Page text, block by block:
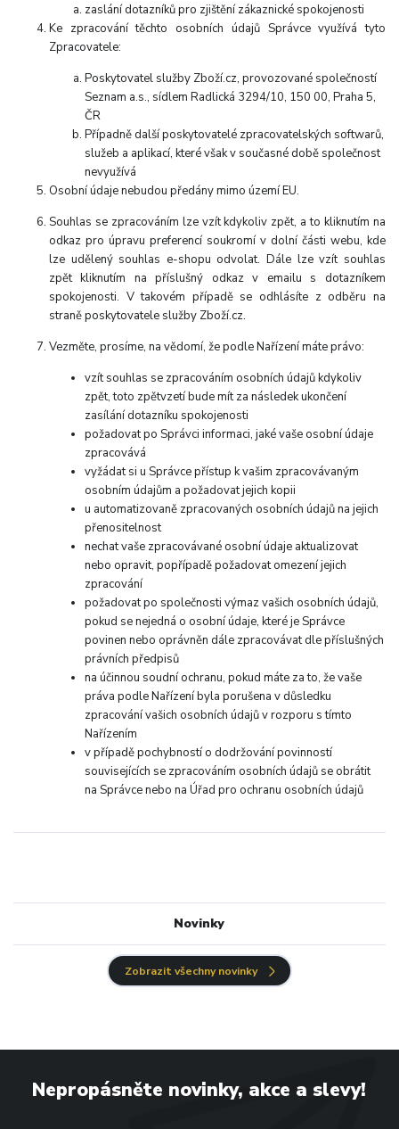
Novinky
Zobrazit všechny novinky
zaslání dotazníků pro zjištění zákaznické spokojenosti
Ke zpracování těchto osobních údajů Správce využívá tyto
Zpracovatele:
Poskytovatel služby Zboží.cz, provozované společností
Seznam a.s., sídlem Radlická 3294/10, 150 00, Praha 5,
ČR
Případně další poskytovatelé zpracovatelských softwarů,
služeb a aplikací, které však v současné době společnost
nevyužívá
Osobní údaje nebudou předány mimo území EU.
Souhlas se zpracováním lze vzít kdykoliv zpět, a to kliknutím na
odkaz pro úpravu preferencí soukromí v dolní části webu, kde
lze udělený souhlas e-shopu odvolat. Dále lze vzít souhlas
zpět kliknutím na příslušný odkaz v emailu s dotazníkem
spokojenosti. V takovém případě se odhlásíte z odběru na
straně poskytovatele služby Zboží.cz.
Vezměte, prosíme, na vědomí, že podle Nařízení máte právo:
vzít souhlas se zpracováním osobních údajů kdykoliv
zpět, toto zpětvzetí bude mít za následek ukončení
zasílání dotazníku spokojenosti
požadovat po Správci informaci, jaké vaše osobní údaje
zpracovává
vyžádat si u Správce přístup k vašim zpracovávaným
osobním údajům a požadovat jejich kopii
u automatizovaně zpracovaných osobních údajů na jejich
přenositelnost
nechat vaše zpracovávané osobní údaje aktualizovat
nebo opravit, popřípadě požadovat omezení jejich
zpracování
požadovat po společnosti výmaz vašich osobních údajů,
pokud se nejedná o osobní údaje, které je Správce
povinen nebo oprávněn dále zpracovávat dle příslušných
právních předpisů
na účinnou soudní ochranu, pokud máte za to, že vaše
práva podle Nařízení byla porušena v důsledku
zpracování vašich osobních údajů v rozporu s tímto
Nařízením
v případě pochybností o dodržování povinností
souvisejících se zpracováním osobních údajů se obrátit
na Správce nebo na Úřad pro ochranu osobních údajů
Nepropásněte novinky, akce a slevy!